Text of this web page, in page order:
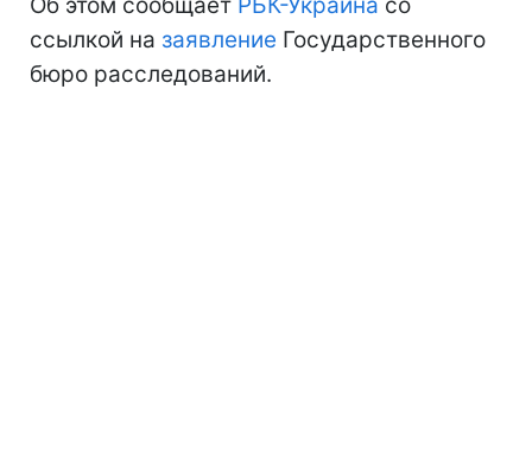
ссылкой на заявление Государственного
бюро расследований.